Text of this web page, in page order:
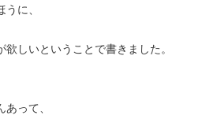
うに、
しいということで書きました。
って、